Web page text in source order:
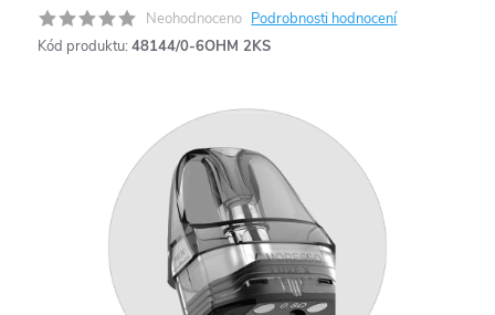
Neohodnoceno Podrobnosti hodnocení
Kód produktu: 48144/0-6OHM 2KS